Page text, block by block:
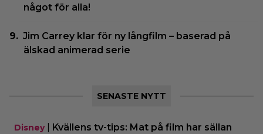
något för alla!
Jim Carrey klar för ny långfilm – baserad på
älskad animerad serie
SENASTE NYTT
Disney|
Kvällens tv-tips: Mat på film har sällan